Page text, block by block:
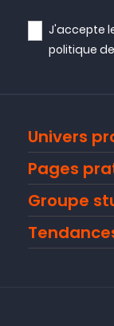
J'accepte
politique
Univers
Pages
Groupe